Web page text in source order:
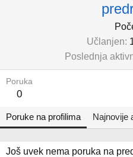
Učlanjen
Poslednja
Poruka
0
Poruke na profilima Najnovije
Još uvek nema poruka na